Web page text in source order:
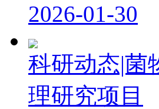
2026-01-30
科研动态|菌
理研究项目